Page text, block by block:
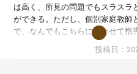
は高く、所見の問題でもスラスラ
ができる。ただし、個別家庭教師
で、なんでもこちらに合わせて指
のだが、具体的なカリキュラムが
は、授業の先取り学習をするため
投稿日：